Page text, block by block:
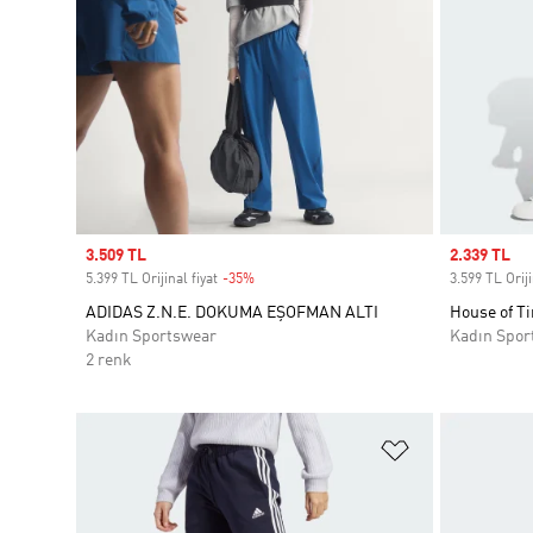
Sale price
3.509 TL
5.399 TL Orijinal fiyat -35%
ADIDAS Z.N.E. DOKUMA EŞOFMAN ALTI
Kadın Sportswear
2 renk
Sale price
2.339 TL
3.599 TL
House of
Kadın
Favori